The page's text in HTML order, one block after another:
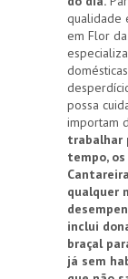
qualidade
em Flor
possa
importam
trabalhar
tempo,
qualquer
inclui
braçal
já sem